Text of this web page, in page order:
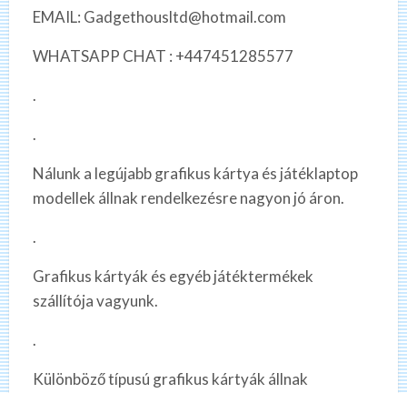
EMAIL: Gadgethousltd@hotmail.com
WHATSAPP CHAT : +447451285577
.
.
Nálunk a legújabb grafikus kártya és játéklaptop
modellek állnak rendelkezésre nagyon jó áron.
.
Grafikus kártyák és egyéb játéktermékek
szállítója vagyunk.
.
Különböző típusú grafikus kártyák állnak